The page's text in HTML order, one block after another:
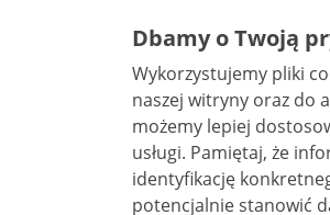
Dbamy o Twoją
Wykorzystujemy pliki
naszej witryny oraz do
możemy lepiej
usługi. Pamiętaj, że informacje przechowywane w plikach cookie mogą pozwalać na
identyfikację
potencjalnie stanowić